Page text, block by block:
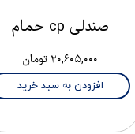
صندلی cp حمام
۲۰,۶۰۵,۰۰۰ تومان
افزودن به سبد خرید